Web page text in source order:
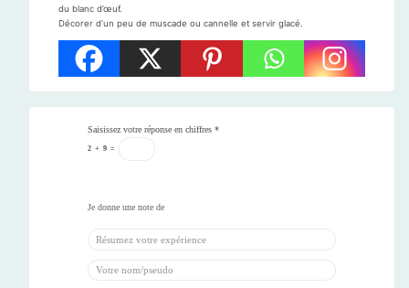
du blanc d’œuf.
Décorer d’un peu de muscade ou cannelle et servir glacé.
Saisissez votre réponse en chiffres *
2 + 9 =